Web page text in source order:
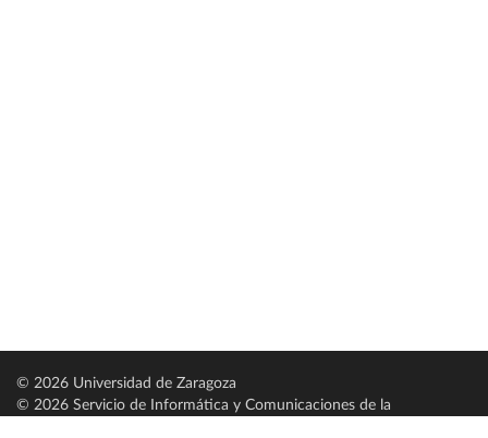
© 2026 Universidad de Zaragoza
© 2026 Servicio de Informática y Comunicaciones de la